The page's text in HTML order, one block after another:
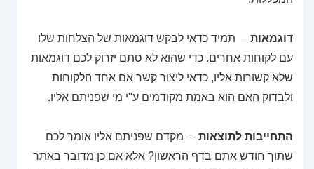
דוגמאות – תמיד כדאי לבקש דוגמאות של הצלחות שלו
עם לקוחות אחרים. כדי שהוא לא סתם יזרוק לכם דוגמאות
שלא קשורות אליו, כדאי ליצור קשר אם אחד הלקוחות
ולבדוק האם הוא באמת מקודמים ע"י מי שפניתם אליו.
התחייבות לתוצאות – מקדם שפניתם אליו אומר לכם
שתוך חודש אתם בדף הראשון? אלא אם כן מדובר באתר